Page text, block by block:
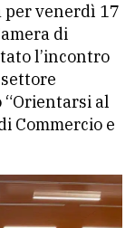
per venerdì 17
di
l’incontro
“Orientarsi al
Commercio e